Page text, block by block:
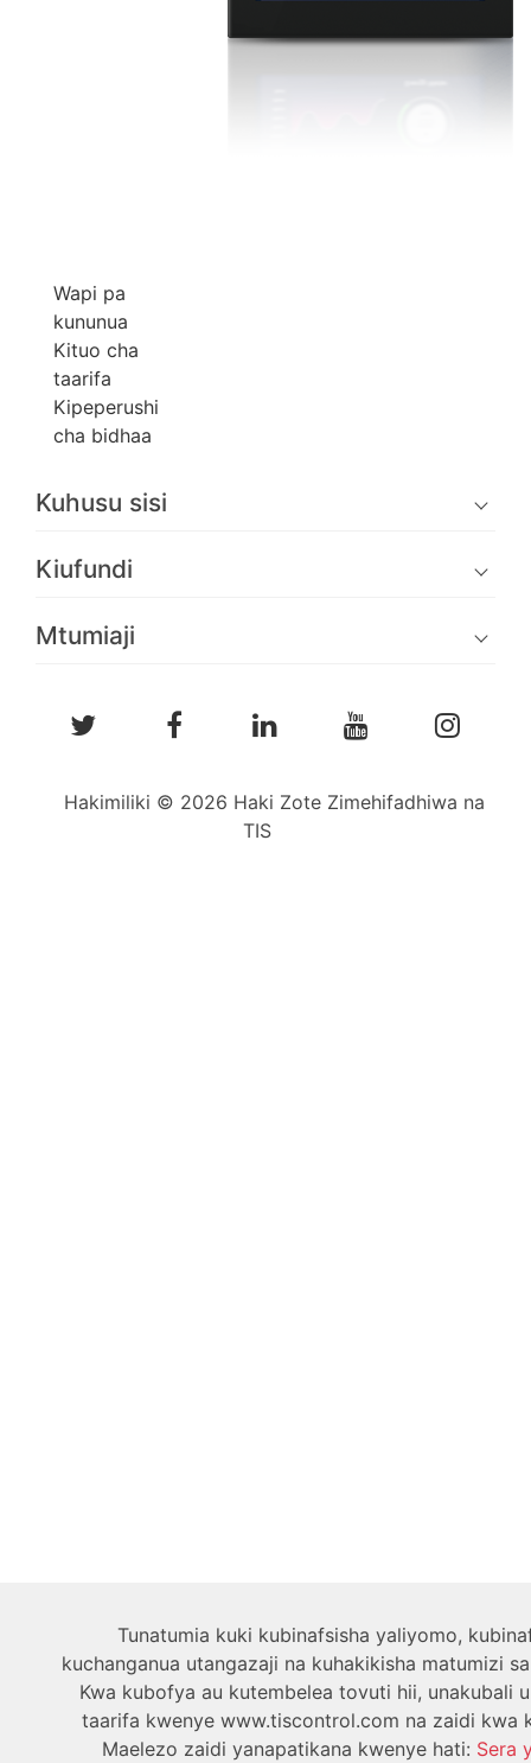
Wapi pa
kununua
Kituo cha
taarifa
Kipeperushi
cha bidhaa
Kuhusu sisi
Kiufundi
Mtumiaji
Hakimiliki © 2026 Haki Zote Zimehifadhiwa na
TIS
Tunatumia kuki kubinafsisha yaliyomo,
kuchanganua utangazaji na kuhakikisha matumizi
Kwa kubofya au kutembelea tovuti hii, unakubali
taarifa kwenye www.tiscontrol.com na zaidi kwa
Maelezo zaidi yanapatikana kwenye hati: Sera